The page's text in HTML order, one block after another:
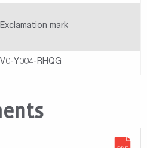
mark
Y004-RHQG